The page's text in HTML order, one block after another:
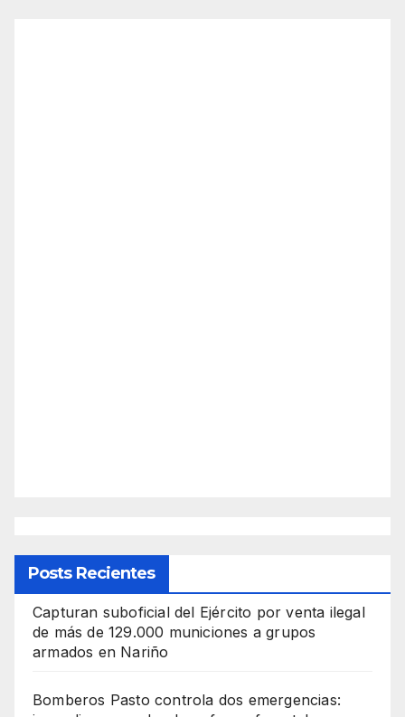
Posts Recientes
Capturan suboficial del Ejército por venta ilegal
de más de 129.000 municiones a grupos
armados en Nariño
Bomberos Pasto controla dos emergencias: